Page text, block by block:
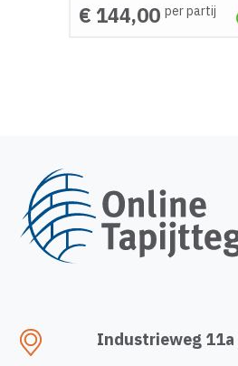
€ 144,00 per partij
Industrieweg 11a